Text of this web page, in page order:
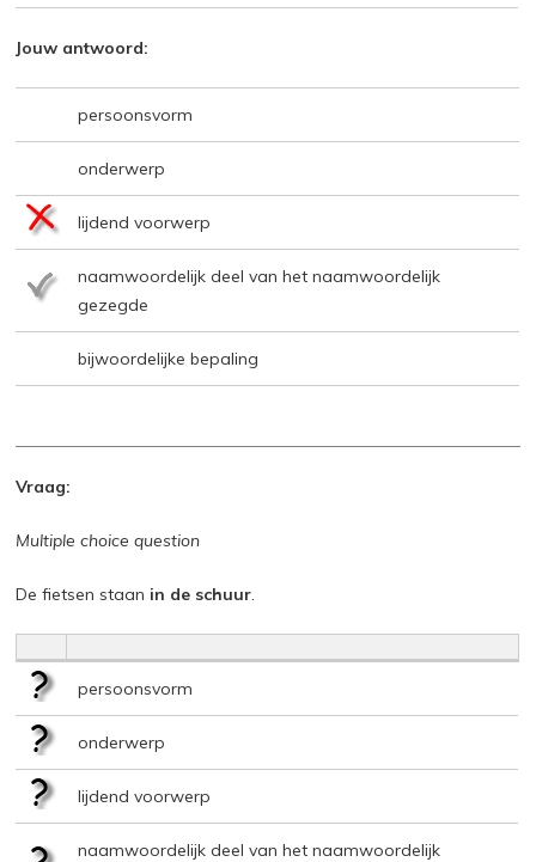
Jouw antwoord:
persoonsvorm
onderwerp
lijdend voorwerp
naamwoordelijk deel van het naamwoordelijk
gezegde
bijwoordelijke bepaling
Vraag:
Multiple choice question
De fietsen staan in de schuur.
persoonsvorm
onderwerp
lijdend voorwerp
naamwoordelijk deel van het naamwoordelijk